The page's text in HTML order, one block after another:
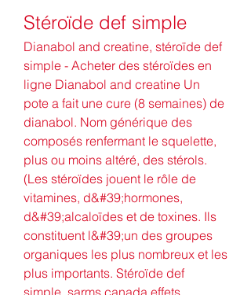
Stéroïde def simple
Dianabol and creatine, stéroïde def
simple - Acheter des stéroïdes en
ligne Dianabol and creatine Un
pote a fait une cure (8 semaines) de
dianabol. Nom générique des
composés renfermant le squelette,
plus ou moins altéré, des stérols.
(Les stéroïdes jouent le rôle de
vitamines, d&#39;hormones,
d&#39;alcaloïdes et de toxines. Ils
constituent l&#39;un des groupes
organiques les plus nombreux et les
plus importants. Stéroïde def
simple, sarms canada effets